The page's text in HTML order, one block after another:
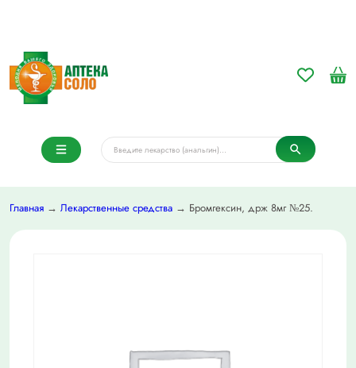
Главная → Лекарственные средства → Бромгексин, држ 8мг №25.